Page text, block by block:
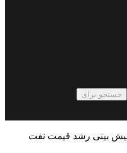
جستجو برای
بینی رشد قیمت نفت